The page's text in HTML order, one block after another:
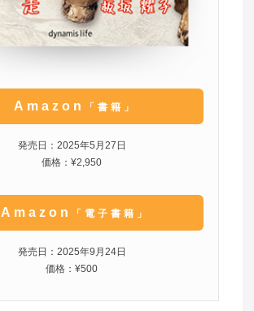
Amazon 「書籍」
発売日：2025年5月27日
価格：¥2,950
Amazon 「電子書籍」
発売日：2025年9月24日
価格：¥500